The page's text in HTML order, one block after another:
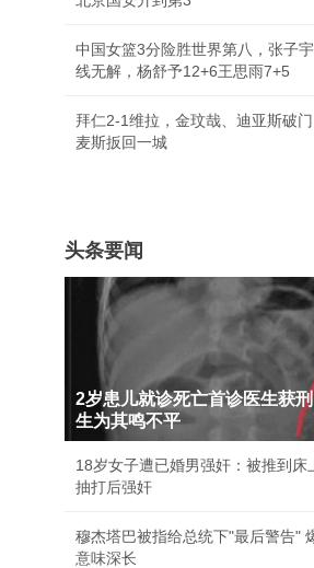
中国女篮3分险胜世界第八，张子
线无解，杨舒予12+6王思雨7+5
拜仁2-1维拉，金玟哉、迪亚斯破
麦斯扳回一城
头条要闻
2岁患儿就诊死亡首诊医生获
生为其鸣不平
18岁女子遭已婚男强奸：被推到床
抽打后强奸
穆杰塔巴被指给总统下"最后警告"
意味深长